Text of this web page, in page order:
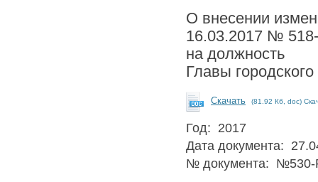
О внесении
16.03.2017 №
на должность
Главы
Скачать (81.92 Кб, doc)
Год: 2017
Дата документа:
№ документа: